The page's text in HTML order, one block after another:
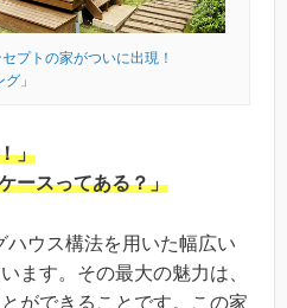
プトの家がついに出現！
」
」
ースってある？」
ハウス構法を用いた幅広い
ます。その最大の魅力は、
ができることです。この家